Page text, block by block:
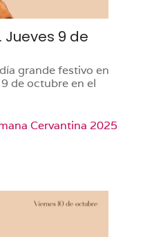
9 de
grande festivo en
de octubre en el
Cervantina 2025